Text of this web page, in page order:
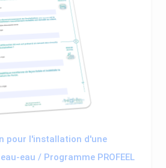
pour l'installation d'une
eau / Programme PROFEEL